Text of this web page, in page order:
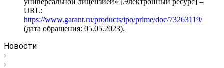
универсальной лицензией» [Электронный ресурс] –
URL:
https://www.garant.ru/products/ipo/prime/doc/73263119/
(дата обращения: 05.05.2023).
Новости